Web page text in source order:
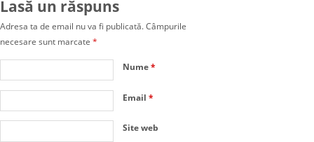
Lasă un răspuns
Adresa ta de email nu va fi publicată.Câmpurile
necesare sunt marcate *
Nume*
Email*
Site web